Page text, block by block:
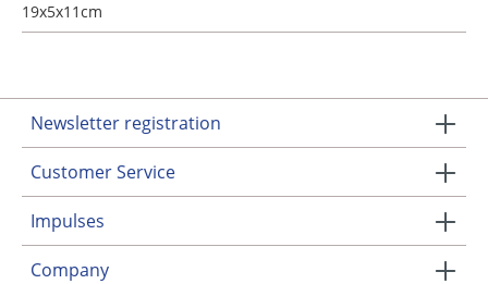
19x5x11cm
Newsletter registration
Customer Service
Impulses
Company